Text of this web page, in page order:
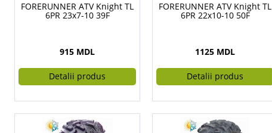
FORERUNNER ATV Knight TL
6PR 23x7-10 39F
915 MDL
Detalii produs
FORERUNNER ATV Knight TL
6PR 22x10-10 50F
1125 MDL
Detalii produs